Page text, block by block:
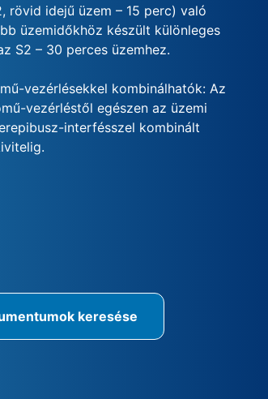
rövid idejű üzem – 15 perc) való
üzemidőkhöz készült különleges
S2 – 30 perces üzemhez.
vezérlésekkel kombinálhatók: Az
vezérléstől egészen az üzemi
interfésszel kombinált
keresése